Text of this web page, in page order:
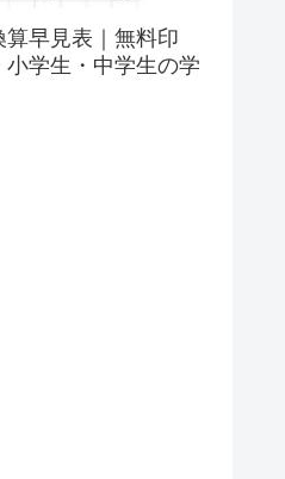
早見表｜無料印
学生・中学生の学